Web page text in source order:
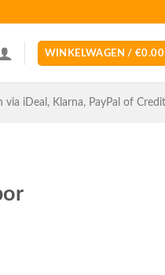
WINKELWAGEN /€0.00
via iDeal, Klarna, PayPal of